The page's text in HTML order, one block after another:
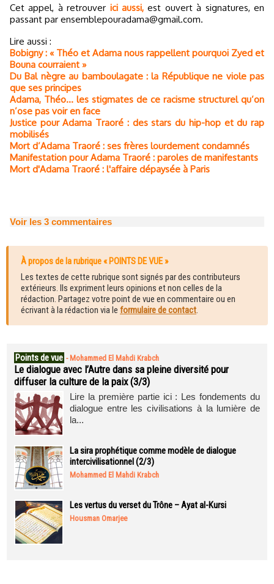
Cet appel, à retrouver ici aussi, est ouvert à signatures, en
passant par ensemblepouradama@gmail.com.
Lire aussi :
Bobigny : « Théo et Adama nous rappellent pourquoi Zyed et
Bouna courraient »
Du Bal nègre au bamboulagate : la République ne viole pas
que ses principes
Adama, Théo... les stigmates de ce racisme structurel qu’on
n’ose pas voir en face
Justice pour Adama Traoré : des stars du hip-hop et du rap
mobilisés
Mort d’Adama Traoré : ses frères lourdement condamnés
Manifestation pour Adama Traoré : paroles de manifestants
Mort d'Adama Traoré : l'affaire dépaysée à Paris
Voir les 3 commentaires
À propos de la rubrique « POINTS DE VUE »
Les textes de cette rubrique sont signés par des contributeurs
extérieurs. Ils expriment leurs opinions et non celles de la
rédaction. Partagez votre point de vue en commentaire ou en
écrivant à la rédaction via le formulaire de contact.
Points de vue - Mohammed El Mahdi Krabch
Le dialogue avec l’Autre dans sa pleine diversité pour
diffuser la culture de la paix (3/3)
Lire la première partie ici : Les fondements du
dialogue entre les civilisations à la lumière de
la...
La sira prophétique comme modèle de dialogue
intercivilisationnel (2/3)
Mohammed El Mahdi Krabch
Les vertus du verset du Trône – Ayat al-Kursi
Housman Omarjee